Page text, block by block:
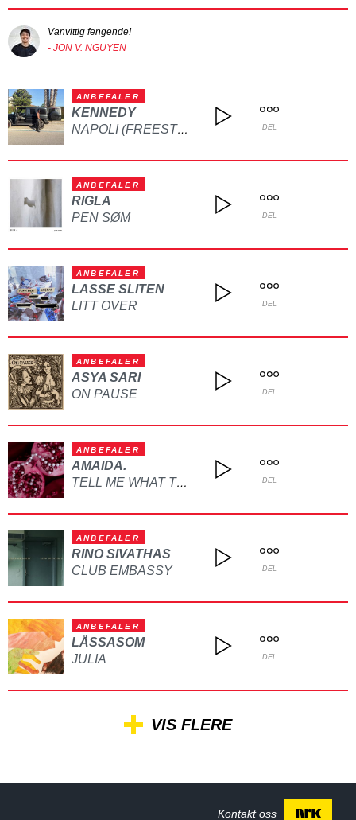
Vanvittig fengende!
- JON V. NGUYEN
ANBEFALER
KENNEDY
NAPOLI (FREESTYLE) DEL
ANBEFALER
RIGLA
PEN SØM
DEL
ANBEFALER
LASSE SLITEN
LITT OVER
DEL
ANBEFALER
ASYA SARI
ON PAUSE
DEL
ANBEFALER
AMAIDA.
TELL ME WHAT TO DO DEL
ANBEFALER
RINO SIVATHAS
CLUB EMBASSY
DEL
ANBEFALER
LÅSSASOM
JULIA
DEL
VIS FLERE
Kontakt oss